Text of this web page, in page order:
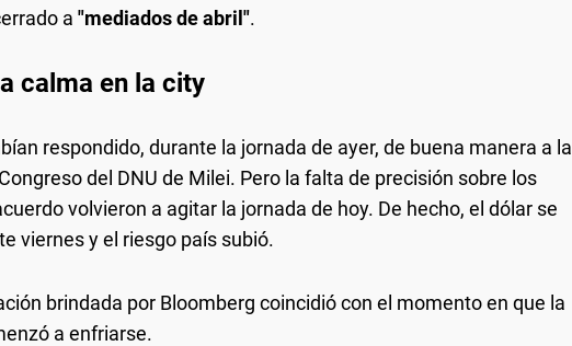
a "mediados de abril".
calma en la city
respondido, durante la jornada de ayer, de buena manera a la
del DNU de Milei. Pero la falta de precisión sobre los
volvieron a agitar la jornada de hoy. De hecho, el dólar se
viernes y el riesgo país subió.
brindada por Bloomberg coincidió con el momento en que la
a enfriarse.